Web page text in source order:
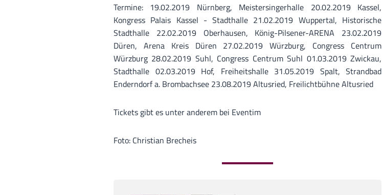
Termine: 19.02.2019 Nürnberg, Meistersingerhalle 20.02.2019 Kassel,
Kongress Palais Kassel - Stadthalle 21.02.2019 Wuppertal, Historische
Stadthalle 22.02.2019 Oberhausen, König-Pilsener-ARENA 23.02.2019
Düren, Arena Kreis Düren 27.02.2019 Würzburg, Congress Centrum
Würzburg 28.02.2019 Suhl, Congress Centrum Suhl 01.03.2019 Zwickau,
Stadthalle 02.03.2019 Hof, Freiheitshalle 31.05.2019 Spalt, Strandbad
Enderndorf a. Brombachsee 23.08.2019 Altusried, Freilichtbühne Altusried
Tickets gibt es unter anderem bei Eventim
Foto: Christian Brecheis